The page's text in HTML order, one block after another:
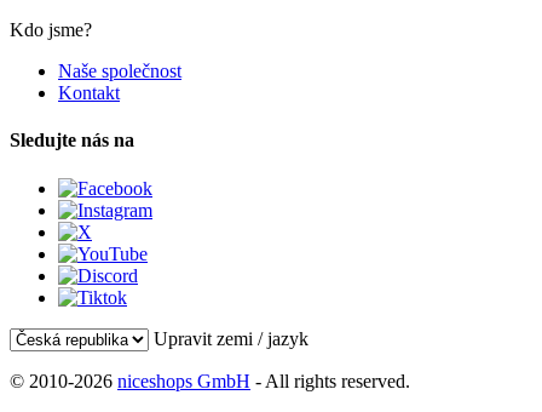
Kdo jsme?
Naše společnost
Kontakt
Sledujte nás na
Upravit zemi / jazyk
© 2010-2026 niceshops GmbH - All rights reserved.